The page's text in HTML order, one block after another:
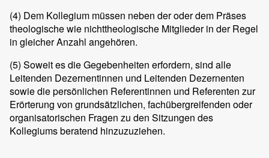
(4) Dem Kollegium müssen neben der oder dem Präses
theologische wie nichttheologische Mitglieder in der Regel
in gleicher Anzahl angehören.
(5) Soweit es die Gegebenheiten erfordern, sind alle
Leitenden Dezernentinnen und Leitenden Dezernenten
sowie die persönlichen Referentinnen und Referenten zur
Erörterung von grundsätzlichen, fachübergreifenden oder
organisatorischen Fragen zu den Sitzungen des
Kollegiums beratend hinzuzuziehen.